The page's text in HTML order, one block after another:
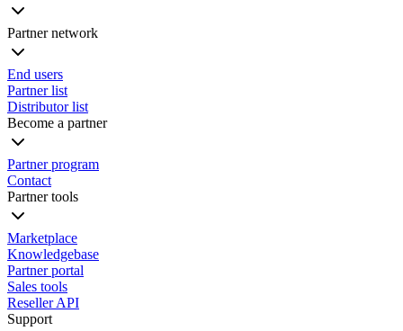
Partner network
End users
Partner list
Distributor list
Become a partner
Partner program
Contact
Partner tools
Marketplace
Knowledgebase
Partner portal
Sales tools
Reseller API
Support